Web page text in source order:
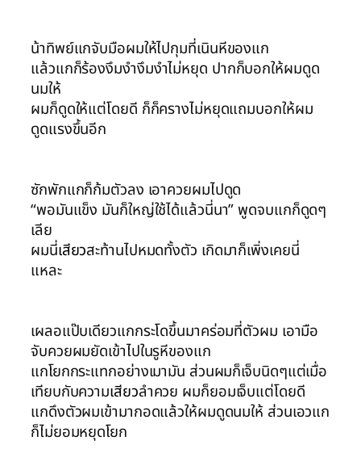
น้าทิพย์แกจับมือผมให้ไปกุมที่เนินหีของแก
แล้วแกก็ร้องงึมงำงึมงำไม่หยุด ปากก็บอกให้ผมดูด
นมให้
ผมก็ดูดให้แต่โดยดี ก็ก็ครางไม่หยุดแถมบอกให้ผม
ดูดแรงขึ้นอีก
ซักพักแกก็ก้มตัวลง เอาควยผมไปดูด
“พอมันแข็ง มันก็ใหญ่ใช้ได้แล้วนี่นา” พูดจบแกก็ดูดๆ
เลีย
ผมนี่เสียวสะท้านไปหมดทั้งตัว เกิดมาก็เพิ่งเคยนี่
แหละ
เผลอแป๊บเดียวแกกระโดขึ้นมาคร่อมที่ตัวผม เอามือ
จับควยผมยัดเข้าไปในรูหีของแก
แกโยกกระแทกอย่างเมามัน ส่วนผมก็เจ็บนิดๆแต่เมื่อ
เทียบกับความเสียวลำควย ผมก็ยอมเจ็บแต่โดยดี
แกดึงตัวผมเข้ามากอดแล้วให้ผมดูดนมให้ ส่วนเอวแก
ก็ไม่ยอมหยุดโยก